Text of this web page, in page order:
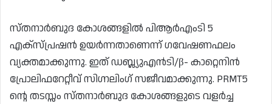
സ്തനാർബുദ കോശങ്ങളിൽ പി‌ആർ‌എം‌ടി 5
എക്സ്പ്രഷൻ ഉയർന്നതാണെന്ന് ഗവേഷണഫലം
വ്യക്തമാക്കുന്നു. ഇത് ഡബ്ല്യുഎൻ‌ടി/β- കാറ്റെനിൻ
പ്രോലിഫറേറ്റീവ് സിഗ്നലിംഗ് സജീവമാക്കുന്നു. PRMT5
ന്റെ തടസ്സം സ്തനാർബുദ കോശങ്ങളുടെ വളർച്ച